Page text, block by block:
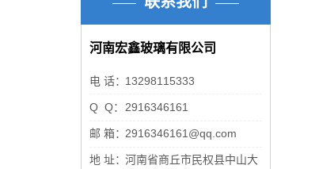
河南宏鑫玻璃有限公司
电 话： 13298115333
Q Q： 2916346161
邮 箱： 2916346161@qq.com
地 址：河南省商丘市民权县中山大